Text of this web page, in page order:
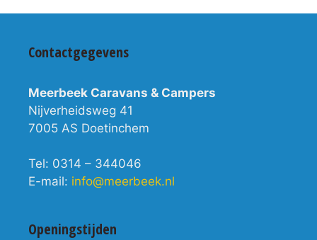
Contactgegevens
Meerbeek Caravans & Campers
Nijverheidsweg 41
7005 AS Doetinchem
Tel: 0314 – 344046
E-mail: info@meerbeek.nl
Openingstijden